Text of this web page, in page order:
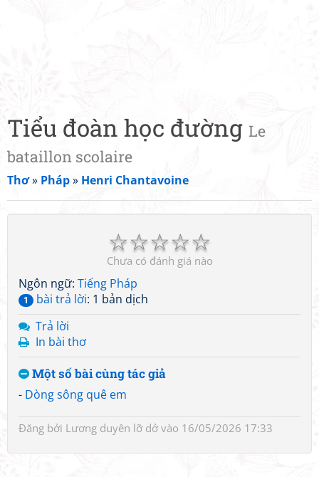
Tiểu đoàn học đường Le
bataillon scolaire
Thơ» Pháp» Henri Chantavoine
☆
☆
☆
☆
☆
Chưa có đánh giá nào
Ngôn ngữ: Tiếng Pháp
1 bài trả lời: 1 bản dịch
Trả lời
In bài thơ
Một số bài cùng tác giả
- Dòng sông quê em
Đăng bởi Lương duyên lỡ dởvào 16/05/2026 17:33